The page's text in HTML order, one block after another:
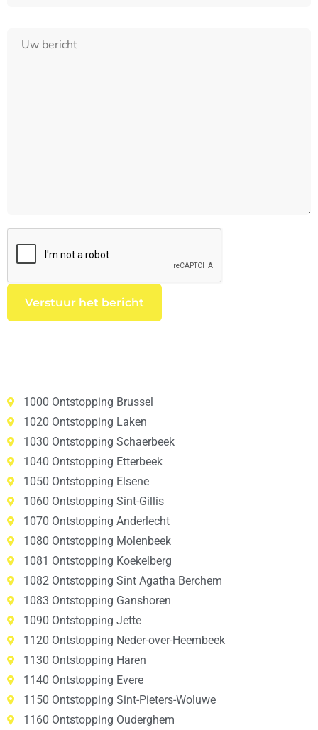
1000 Ontstopping Brussel
1020 Ontstopping Laken
1030 Ontstopping Schaerbeek
1040 Ontstopping Etterbeek
1050 Ontstopping Elsene
1060 Ontstopping Sint-Gillis
1070 Ontstopping Anderlecht
1080 Ontstopping Molenbeek
1081 Ontstopping Koekelberg
1082 Ontstopping Sint Agatha Berchem
1083 Ontstopping Ganshoren
1090 Ontstopping Jette
1120 Ontstopping Neder-over-Heembeek
1130 Ontstopping Haren
1140 Ontstopping Evere
1150 Ontstopping Sint-Pieters-Woluwe
1160 Ontstopping Ouderghem